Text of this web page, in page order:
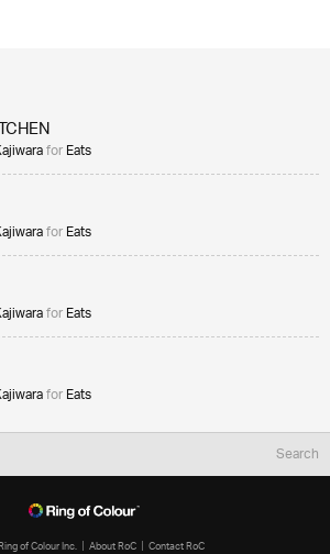
forEats
forEats
forEats
forEats
of Colour Inc. About RoC Contact RoC